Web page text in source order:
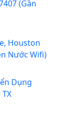
(Gần
Houston
Nước Wifi)
Dụng